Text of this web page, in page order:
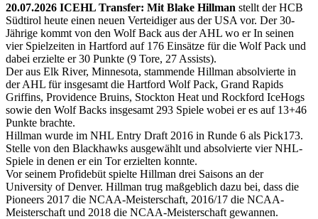
20.07.2026 ICEHL Transfer: Mit Blake Hillman stellt der HCB
Südtirol heute einen neuen Verteidiger aus der USA vor. Der 30-
Jährige kommt von den Wolf Back aus der AHL wo er In seinen
vier Spielzeiten in Hartford auf 176 Einsätze für die Wolf Pack und
dabei erzielte er 30 Punkte (9 Tore, 27 Assists).
Der aus Elk River, Minnesota, stammende Hillman absolvierte in
der AHL für insgesamt die Hartford Wolf Pack, Grand Rapids
Griffins, Providence Bruins, Stockton Heat und Rockford IceHogs
sowie den Wolf Backs insgesamt 293 Spiele wobei er es auf 13+46
Punkte brachte.
Hillman wurde im NHL Entry Draft 2016 in Runde 6 als Pick173.
Stelle von den Blackhawks ausgewählt und absolvierte vier NHL-
Spiele in denen er ein Tor erzielten konnte.
Vor seinem Profidebüt spielte Hillman drei Saisons an der
University of Denver. Hillman trug maßgeblich dazu bei, dass die
Pioneers 2017 die NCAA-Meisterschaft, 2016/17 die NCAA-
Meisterschaft und 2018 die NCAA-Meisterschaft gewannen.